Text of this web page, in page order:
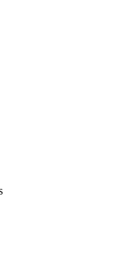
Rodrigues